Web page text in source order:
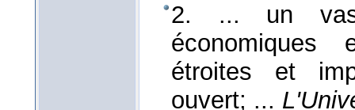
2. ... un
économiques
étroites et
ouvert; ...